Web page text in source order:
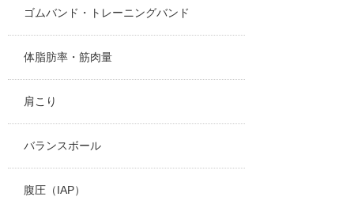
ゴムバンド・トレーニングバンド
体脂肪率・筋肉量
肩こり
バランスボール
腹圧（IAP）